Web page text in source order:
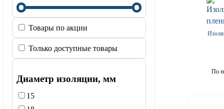
Товары по акции
Только доступные товары
Диаметр изоляции, мм
15
По